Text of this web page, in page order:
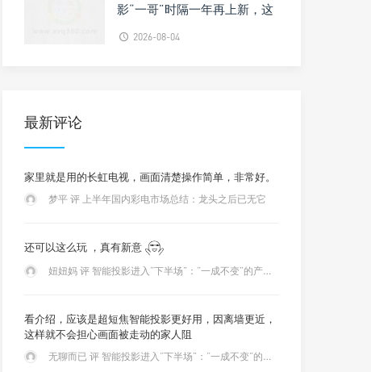
影“一哥”时隔一年再上新，这
2026-08-04
最新评论
家里就是用的长虹电视，画面清楚操作简单，非常好。
梦平 评 上半年国内彩电市场总结：龙头之后已无它
还可以这么玩 ，真有新意
妞妞妈 评 智能投影进入“下半场”：“一成不变”的产品还能满足用户“胃口”吗？
看介绍，应该是超短焦智能投影更好用，因离墙更近，
这样就不会担心画面被走动的家人阻
无聊而已 评 智能投影进入“下半场”：“一成不变”的产品还能满足用户“胃口”吗？